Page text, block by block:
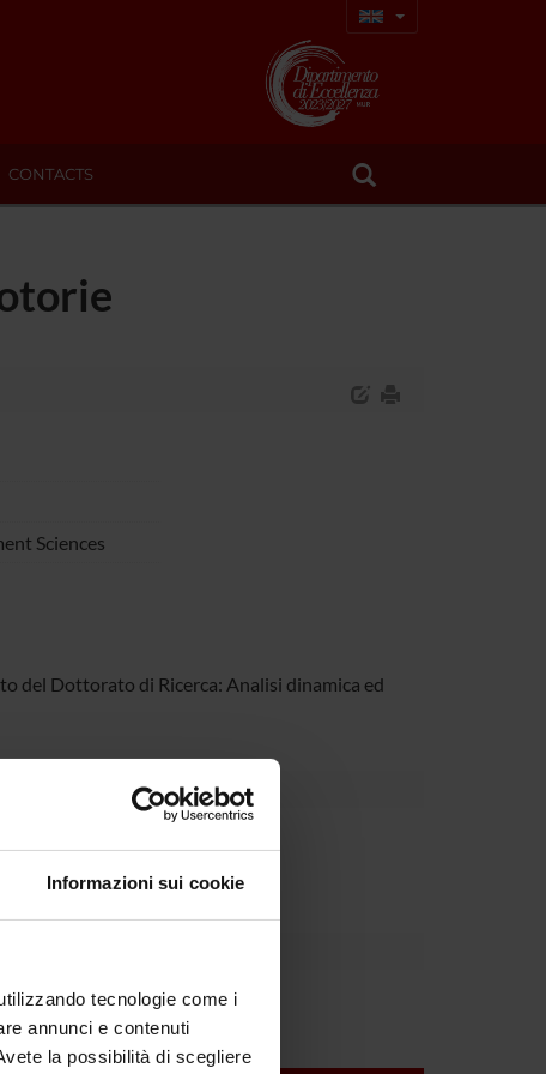
Informazioni sui cookie
tecnologie come i
annunci e contenuti
la possibilità di scegliere
CONTACTS
Sciences
del Dottorato di Ricerca: Analisi dinamica ed